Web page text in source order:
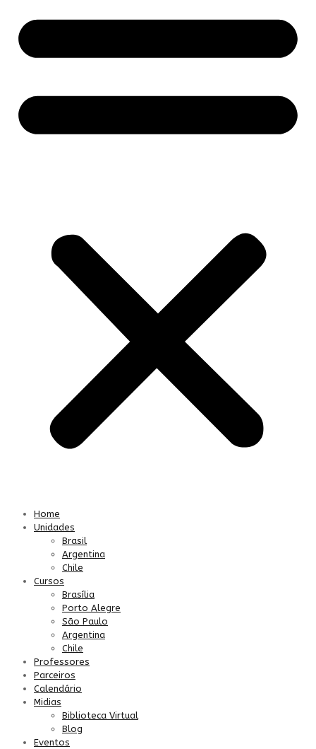
Home
Unidades
Brasil
Argentina
Chile
Cursos
Brasília
Porto Alegre
São Paulo
Argentina
Chile
Professores
Parceiros
Calendário
Midias
Biblioteca Virtual
Blog
Eventos